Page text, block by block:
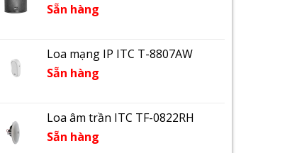
Sẵn hàng
Loa mạng IP ITC T-8807AW
Sẵn hàng
Loa âm trần ITC TF-0822RH
Sẵn hàng